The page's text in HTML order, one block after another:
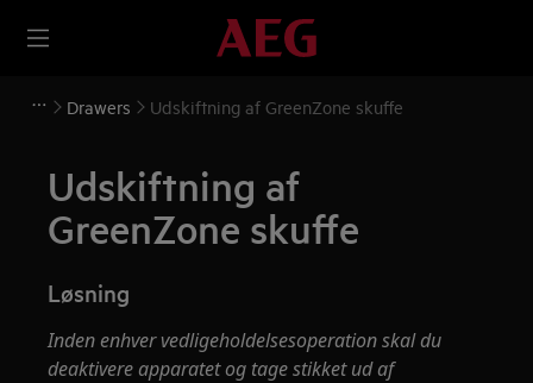
Drawers Udskiftning af GreenZone skuffe
Udskiftning af
GreenZone skuffe
Løsning
Inden enhver vedligeholdelsesoperation skal du
deaktivere apparatet og tage stikket ud af